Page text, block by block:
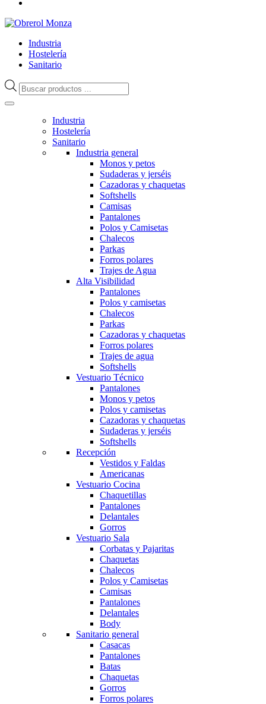
Industria
Hostelería
Sanitario
Búsqueda
de
Industria
Hostelería
Sanitario
Industria general
Monos y petos
Sudaderas y jerséis
Cazadoras y chaquetas
Softshells
Camisas
Pantalones
Polos y Camisetas
Chalecos
Parkas
Forros polares
Trajes de Agua
Alta Visibilidad
Pantalones
Polos y camisetas
Chalecos
Parkas
Cazadoras y chaquetas
Forros polares
Trajes de agua
Softshells
Vestuario Técnico
Pantalones
Monos y petos
Polos y camisetas
Cazadoras y chaquetas
Sudaderas y jerséis
Softshells
Recepción
Vestidos y Faldas
Americanas
Vestuario Cocina
Chaquetillas
Pantalones
Delantales
Gorros
Vestuario Sala
Corbatas y Pajaritas
Chaquetas
Chalecos
Polos y Camisetas
Camisas
Pantalones
Delantales
Body
Sanitario general
Casacas
Pantalones
Batas
Chaquetas
Gorros
Forros polares